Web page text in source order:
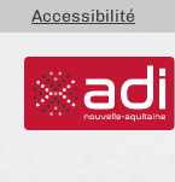
Accessibilité